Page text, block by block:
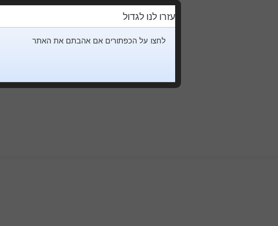
עזרו לנו לגדול
לחצו על הכפתורים אם אהבתם את האתר